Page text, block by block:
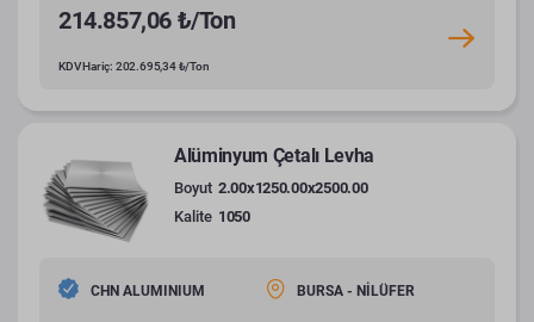
214.857,06 ₺/Ton
KDV Hariç: 202.695,34 ₺/Ton
Alüminyum Çetalı Levha
Boyut 2.00x1250.00x2500.00
Kalite 1050
CHN ALUMINIUM BURSA - NİLÜFER